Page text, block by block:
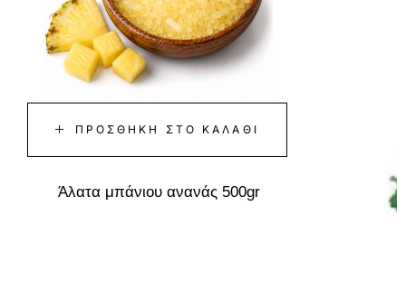
ΠΡΟΣΘΉΚΗ ΣΤΟ ΚΑΛΆΘΙ
Άλατα μπάνιου ανανάς 500gr